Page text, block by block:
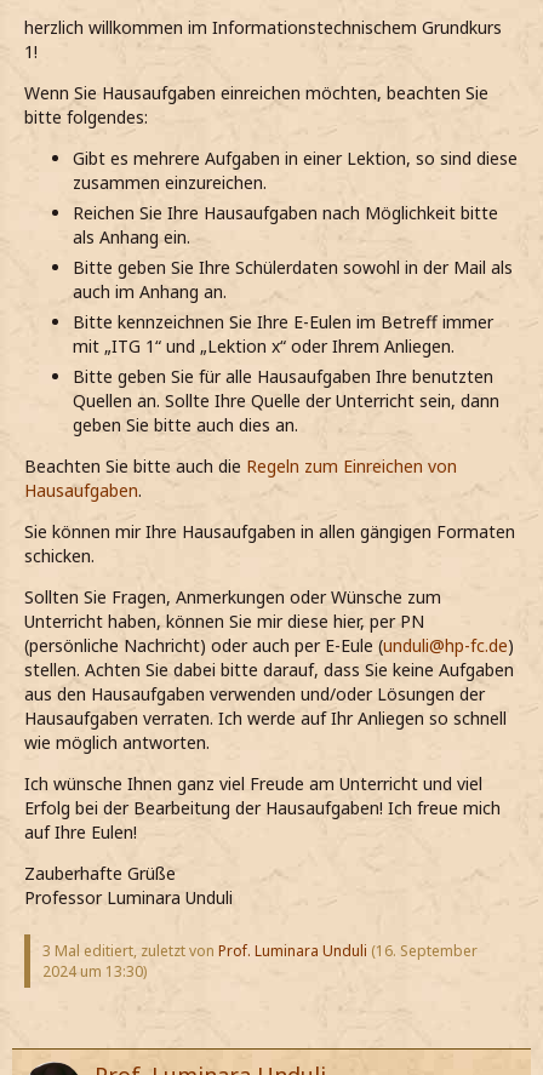
herzlich willkommen im Informationstechnischem Grundkurs
1!
Wenn Sie Hausaufgaben einreichen möchten, beachten Sie
bitte folgendes:
Gibt es mehrere Aufgaben in einer Lektion, so sind diese
zusammen einzureichen.
Reichen Sie Ihre Hausaufgaben nach Möglichkeit bitte
als Anhang ein.
Bitte geben Sie Ihre Schülerdaten sowohl in der Mail als
auch im Anhang an.
Bitte kennzeichnen Sie Ihre E-Eulen im Betreff immer
mit „ITG 1“ und „Lektion x“ oder Ihrem Anliegen.
Bitte geben Sie für alle Hausaufgaben Ihre benutzten
Quellen an. Sollte Ihre Quelle der Unterricht sein, dann
geben Sie bitte auch dies an.
Beachten Sie bitte auch die Regeln zum Einreichen von
Hausaufgaben.
Sie können mir Ihre Hausaufgaben in allen gängigen Formaten
schicken.
Sollten Sie Fragen, Anmerkungen oder Wünsche zum
Unterricht haben, können Sie mir diese hier, per PN
(persönliche Nachricht) oder auch per E-Eule (unduli@hp-fc.de)
stellen. Achten Sie dabei bitte darauf, dass Sie keine Aufgaben
aus den Hausaufgaben verwenden und/oder Lösungen der
Hausaufgaben verraten. Ich werde auf Ihr Anliegen so schnell
wie möglich antworten.
Ich wünsche Ihnen ganz viel Freude am Unterricht und viel
Erfolg bei der Bearbeitung der Hausaufgaben! Ich freue mich
auf Ihre Eulen!
Zauberhafte Grüße
Professor Luminara Unduli
3 Mal editiert, zuletzt von Prof. Luminara Unduli (16. September
2024 um 13:30)